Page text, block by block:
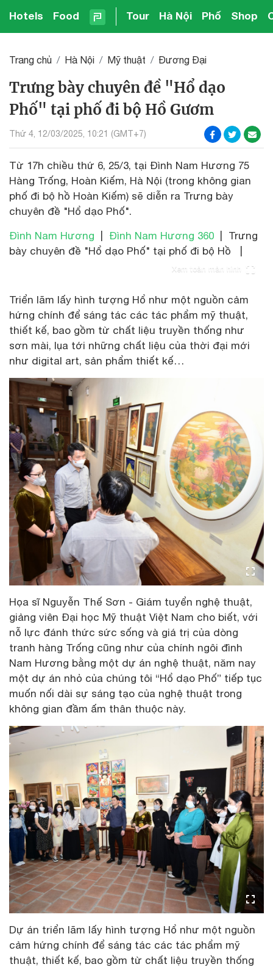
Hotels Food Tour Hà Nội Phố Shop
Trang chủ Hà Nội Mỹ thuật Đương Đại
Trưng bày chuyên đề "Hổ dạo
Phố" tại phố đi bộ Hồ Gươm
Thứ 4, 12/03/2025, 10:21 (GMT+7)
Từ 17h chiều thứ 6, 25/3, tại Đình Nam Hương 75
Hàng Trống, Hoàn Kiếm, Hà Nội (trong không gian
phố đi bộ hồ Hoàn Kiếm) sẽ diễn ra Trưng bày
chuyên đề "Hổ dạo Phố".
Đình Nam Hương
Đình Nam Hương 360 | Trưng
bày chuyên đề "Hổ dạo Phố" tại phố đi bộ Hồ |
Xem toàn màn hình
Triển lãm lấy hình tượng Hổ như một nguồn cảm
hứng chính để sáng tác các tác phẩm mỹ thuật,
thiết kế, bao gồm từ chất liệu truyền thống như
sơn mài, lụa tới những chất liệu của thời đại mới
như digital art, sản phẩm thiết kế…
Họa sĩ Nguyễn Thế Sơn - Giám tuyển nghệ thuật,
giảng viên Đại học Mỹ thuật Việt Nam cho biết, với
nỗ lực đánh thức sức sống và giá trị của dòng
tranh hàng Trống cũng như của chính ngôi đình
Nam Hương bằng một dự án nghệ thuật, năm nay
một dự án nhỏ của chúng tôi “Hổ dạo Phố” tiếp tục
muốn nối dài sự sáng tạo của nghệ thuật trong
không gian đầm ấm thân thuộc này.
Dự án triển lãm lấy hình tượng Hổ như một nguồn
cảm hứng chính để sáng tác các tác phẩm mỹ
thuật, thiết kế, bao gồm từ chất liệu truyền thống